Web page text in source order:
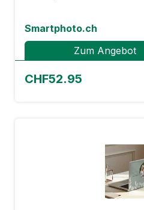
Smartphoto.ch
Zum Angebot
CHF52.95